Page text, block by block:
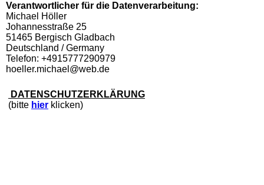
Verantwortlicher für die Datenverarbeitung:
Michael Höller
Johannesstraße 25
51465 Bergisch Gladbach
Deutschland / Germany
Telefon: +4915777290979
hoeller.michael@web.de
DATENSCHUTZERKLÄRUNG
(bitte hier klicken)